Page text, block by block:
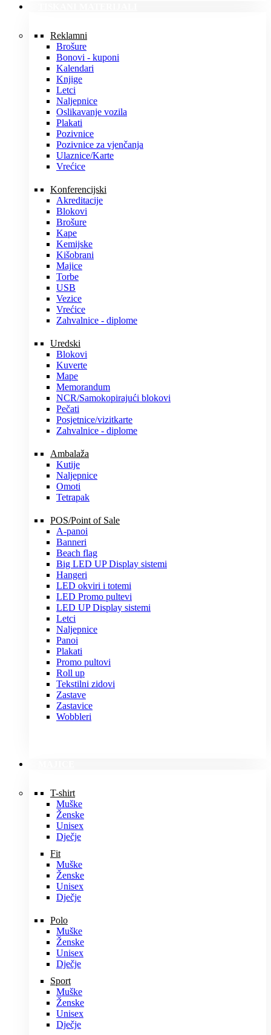
Reklamni
Brošure
Bonovi - kuponi
Kalendari
Knjige
Letci
Naljepnice
Oslikavanje vozila
Plakati
Pozivnice
Pozivnice za vjenčanja
Ulaznice/Karte
Vrećice
Konferencijski
Akreditacije
Blokovi
Brošure
Kape
Kemijske
Kišobrani
Majice
Torbe
USB
Vezice
Vrećice
Zahvalnice - diplome
Uredski
Blokovi
Kuverte
Mape
Memorandum
NCR/Samokopirajući blokovi
Pečati
Posjetnice/vizitkarte
Zahvalnice - diplome
Ambalaža
Kutije
Naljepnice
Omoti
Tetrapak
POS/Point of Sale
A-panoi
Banneri
Beach flag
Big LED UP Display sistemi
Hangeri
LED okviri i totemi
LED Promo pultevi
LED UP Display sistemi
Letci
Naljepnice
Panoi
Plakati
Promo pultovi
Roll up
Tekstilni zidovi
Zastave
Zastavice
Wobbleri
T-shirt
Muške
Ženske
Unisex
Dječje
Fit
Muške
Ženske
Unisex
Dječje
Polo
Muške
Ženske
Unisex
Dječje
Sport
Muške
Ženske
Unisex
Dječje